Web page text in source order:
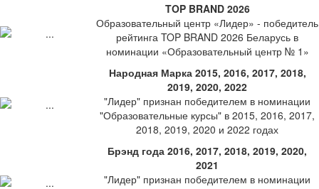
TOP BRAND 2026
Образовательный центр «Лидер» - победитель
рейтинга TOP BRAND 2026 Беларусь в
номинации «Образовательный центр № 1»
Народная Марка 2015, 2016, 2017, 2018,
2019, 2020, 2022
"Лидер" признан победителем в номинации
"Образовательные курсы" в 2015, 2016, 2017,
2018, 2019, 2020 и 2022 годах
Брэнд года 2016, 2017, 2018, 2019, 2020,
2021
"Лидер" признан победителем в номинации